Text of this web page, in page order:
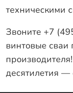
техническими
Звоните +7
винтовые сваи
десятилетия